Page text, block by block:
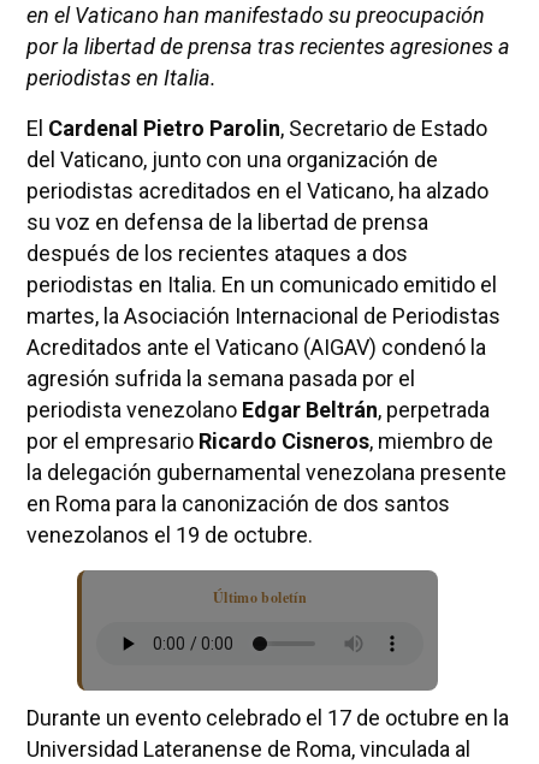
en el Vaticano han manifestado su preocupación
por la libertad de prensa tras recientes agresiones a
periodistas en Italia.
El Cardenal Pietro Parolin, Secretario de Estado
del Vaticano, junto con una organización de
periodistas acreditados en el Vaticano, ha alzado
su voz en defensa de la libertad de prensa
después de los recientes ataques a dos
periodistas en Italia. En un comunicado emitido el
martes, la Asociación Internacional de Periodistas
Acreditados ante el Vaticano (AIGAV) condenó la
agresión sufrida la semana pasada por el
periodista venezolano Edgar Beltrán, perpetrada
por el empresario Ricardo Cisneros, miembro de
la delegación gubernamental venezolana presente
en Roma para la canonización de dos santos
venezolanos el 19 de octubre.
Último boletín
Durante un evento celebrado el 17 de octubre en la
Universidad Lateranense de Roma, vinculada al